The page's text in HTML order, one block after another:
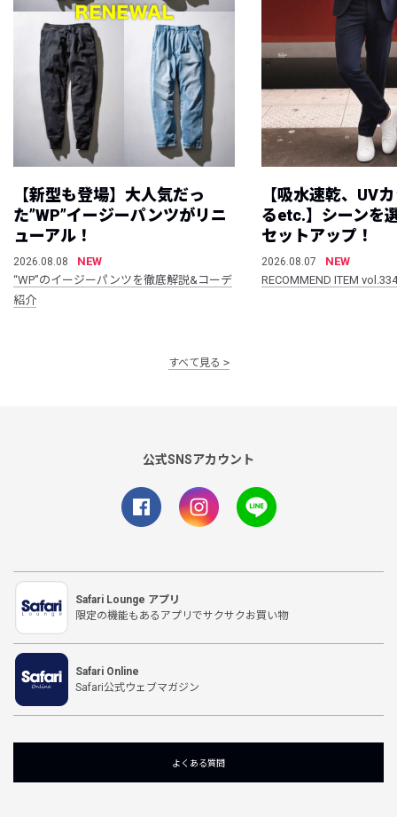
【新型も登場】大人気だっ
た”WP”イージーパンツがリニ
ューアル！
2026.08.08
NEW
“WP”のイージーパンツを徹底解説&コーデ
紹介
【吸水速乾、UV
るetc.】シーンを
セットアップ！
2026.08.07
NEW
RECOMMEND ITEM vol.334
すべて見る
公式SNSアカウント
Safari Lounge アプリ
限定の機能もあるアプリでサクサクお買い物
Safari Online
Safari公式ウェブマガジン
よくある質問